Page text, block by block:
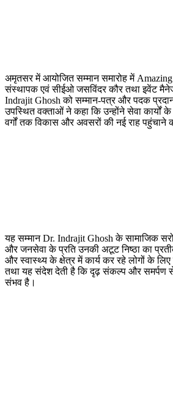
अमृतसर में आयोजित सम्मान समारोह में
संस्थापक एवं सीईओ जसविंदर कौर तथा इवेंट
Indrajit Ghosh को सम्मान-पत्र और पदक
उपस्थित वक्ताओं ने कहा कि उन्होंने सेवा कार्यों
वर्गों तक विकास और अवसरों की नई राह पहुंचाने
यह सम्मान Dr. Indrajit Ghosh के सामाजिक
और जनसेवा के प्रति उनकी अटूट निष्ठा का
और स्वास्थ्य के क्षेत्र में कार्य कर रहे लोगों के लिए
तथा यह संदेश देती है कि दृढ़ संकल्प और समर्पण से
संभव है।